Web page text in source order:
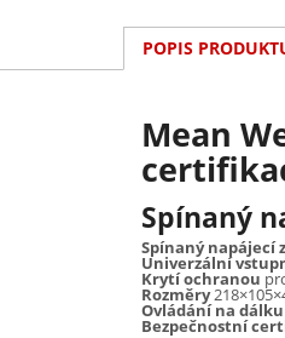
POPIS
Mean
Spínaný
Spínaný napájecí
Univerzální
Krytí ochranou
Rozměry
Ovládání na dálku
Bezpečnostní